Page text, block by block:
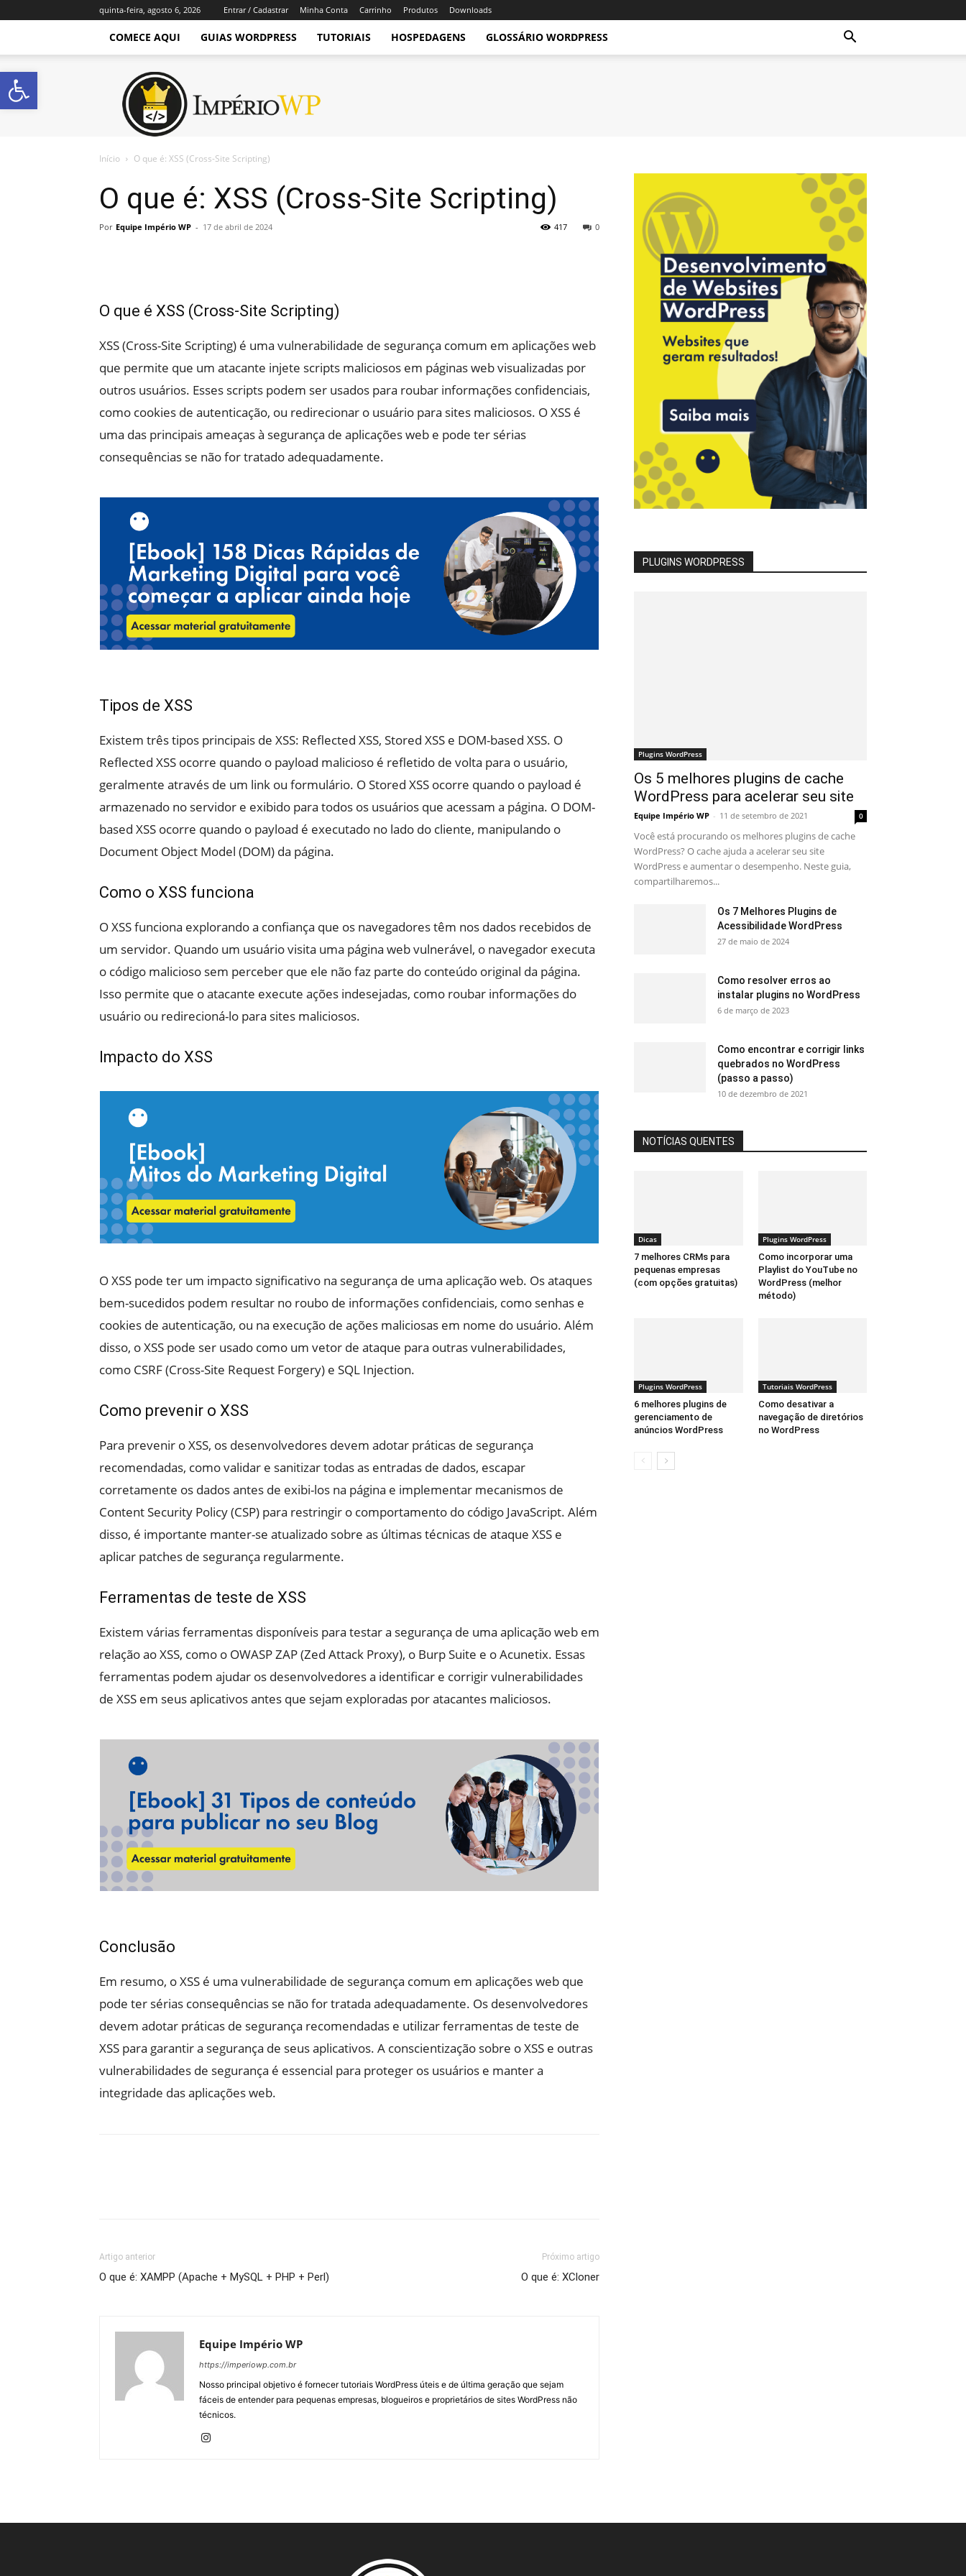
quinta-feira, agosto 6, 2026 Entrar / Cadastrar Minha Conta Carrinho Produtos Downloads
COMECE AQUI GUIAS WORDPRESS TUTORIAIS HOSPEDAGENS GLOSSÁRIO WORDPRESS
Império
WordPress
Início O que é: XSS (Cross-Site Scripting)
O que é: XSS (Cross-Site Scripting)
Por Equipe Império WP - 17 de abril de 2024 0
417
O que é XSS (Cross-Site Scripting)
XSS (Cross-Site Scripting) é uma vulnerabilidade de segurança comum em aplicações web
que permite que um atacante injete scripts maliciosos em páginas web visualizadas por
outros usuários. Esses scripts podem ser usados para roubar informações confidenciais,
como cookies de autenticação, ou redirecionar o usuário para sites maliciosos. O XSS é
uma das principais ameaças à segurança de aplicações web e pode ter sérias
consequências se não for tratado adequadamente.
Tipos de XSS
Existem três tipos principais de XSS: Reflected XSS, Stored XSS e DOM-based XSS. O
Reflected XSS ocorre quando o payload malicioso é refletido de volta para o usuário,
geralmente através de um link ou formulário. O Stored XSS ocorre quando o payload é
armazenado no servidor e exibido para todos os usuários que acessam a página. O DOM-
based XSS ocorre quando o payload é executado no lado do cliente, manipulando o
Document Object Model (DOM) da página.
Como o XSS funciona
O XSS funciona explorando a confiança que os navegadores têm nos dados recebidos de
um servidor. Quando um usuário visita uma página web vulnerável, o navegador executa
o código malicioso sem perceber que ele não faz parte do conteúdo original da página.
Isso permite que o atacante execute ações indesejadas, como roubar informações do
usuário ou redirecioná-lo para sites maliciosos.
Impacto do XSS
O XSS pode ter um impacto significativo na segurança de uma aplicação web. Os ataques
bem-sucedidos podem resultar no roubo de informações confidenciais, como senhas e
cookies de autenticação, ou na execução de ações maliciosas em nome do usuário. Além
disso, o XSS pode ser usado como um vetor de ataque para outras vulnerabilidades,
como CSRF (Cross-Site Request Forgery) e SQL Injection.
Como prevenir o XSS
Para prevenir o XSS, os desenvolvedores devem adotar práticas de segurança
recomendadas, como validar e sanitizar todas as entradas de dados, escapar
corretamente os dados antes de exibi-los na página e implementar mecanismos de
Content Security Policy (CSP) para restringir o comportamento do código JavaScript. Além
disso, é importante manter-se atualizado sobre as últimas técnicas de ataque XSS e
aplicar patches de segurança regularmente.
Ferramentas de teste de XSS
Existem várias ferramentas disponíveis para testar a segurança de uma aplicação web em
relação ao XSS, como o OWASP ZAP (Zed Attack Proxy), o Burp Suite e o Acunetix. Essas
ferramentas podem ajudar os desenvolvedores a identificar e corrigir vulnerabilidades
de XSS em seus aplicativos antes que sejam exploradas por atacantes maliciosos.
Conclusão
Em resumo, o XSS é uma vulnerabilidade de segurança comum em aplicações web que
pode ter sérias consequências se não for tratada adequadamente. Os desenvolvedores
devem adotar práticas de segurança recomendadas e utilizar ferramentas de teste de
XSS para garantir a segurança de seus aplicativos. A conscientização sobre o XSS e outras
vulnerabilidades de segurança é essencial para proteger os usuários e manter a
integridade das aplicações web.
Artigo anterior
O que é: XAMPP (Apache + MySQL + PHP + Perl)
Próximo artigo
O que é: XCloner
Equipe Império WP
https://imperiowp.com.br
Nosso principal objetivo é fornecer tutoriais WordPress úteis e de última geração que sejam
fáceis de entender para pequenas empresas, blogueiros e proprietários de sites WordPress não
técnicos.
PLUGINS WORDPRESS
Plugins WordPress
Os 5 melhores plugins de cache
WordPress para acelerar seu site
Equipe Império WP - 11 de setembro de 2021 0
Você está procurando os melhores plugins de cache
WordPress? O cache ajuda a acelerar seu site
WordPress e aumentar o desempenho. Neste guia,
compartilharemos...
Os 7 Melhores Plugins de
Acessibilidade WordPress
27 de maio de 2024
Como resolver erros ao
instalar plugins no WordPress
6 de março de 2023
Como encontrar e corrigir links
quebrados no WordPress
(passo a passo)
10 de dezembro de 2021
NOTÍCIAS QUENTES
Dicas
7 melhores CRMs para
pequenas empresas
(com opções gratuitas)
Plugins WordPress
Como incorporar uma
Playlist do YouTube no
WordPress (melhor
método)
Plugins WordPress
6 melhores plugins de
gerenciamento de
anúncios WordPress
Tutoriais WordPress
Como desativar a
navegação de diretórios
no WordPress
Abrir a barra de ferramentas